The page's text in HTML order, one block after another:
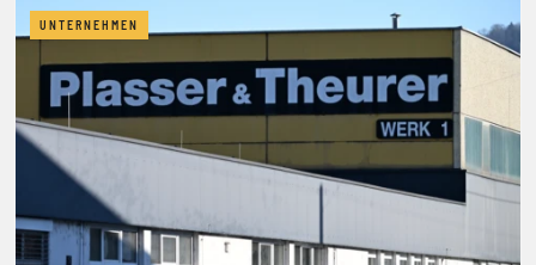
UNTERNEHMEN